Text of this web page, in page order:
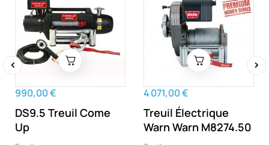
990,00 €
DS9.5 Treuil Come
Up
4 071,00 €
Treuil Électrique
Warn Warn M8274.50
‹ ›